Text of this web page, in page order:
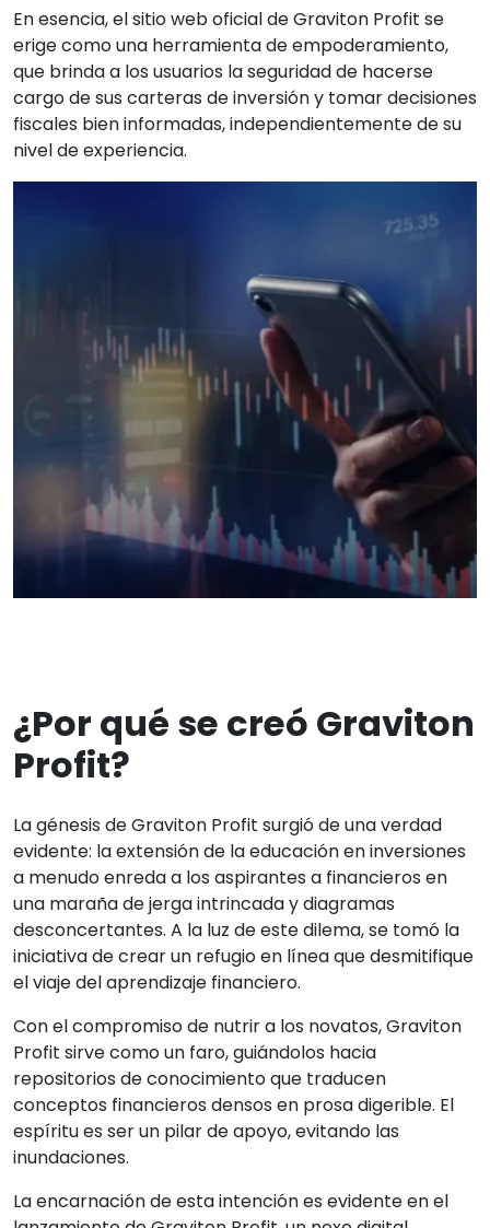
En esencia, el sitio web oficial de Graviton Profit se
erige como una herramienta de empoderamiento,
que brinda a los usuarios la seguridad de hacerse
cargo de sus carteras de inversión y tomar decisiones
fiscales bien informadas, independientemente de su
nivel de experiencia.
¿Por qué se creó Graviton
Profit?
La génesis de Graviton Profit surgió de una verdad
evidente: la extensión de la educación en inversiones
a menudo enreda a los aspirantes a financieros en
una maraña de jerga intrincada y diagramas
desconcertantes. A la luz de este dilema, se tomó la
iniciativa de crear un refugio en línea que desmitifique
el viaje del aprendizaje financiero.
Con el compromiso de nutrir a los novatos, Graviton
Profit sirve como un faro, guiándolos hacia
repositorios de conocimiento que traducen
conceptos financieros densos en prosa digerible. El
espíritu es ser un pilar de apoyo, evitando las
inundaciones.
La encarnación de esta intención es evidente en el